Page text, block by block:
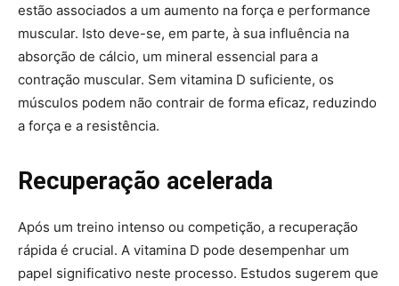
estão associados a um aumento na força e performance
muscular. Isto deve-se, em parte, à sua influência na
absorção de cálcio, um mineral essencial para a
contração muscular. Sem vitamina D suficiente, os
músculos podem não contrair de forma eficaz, reduzindo
a força e a resistência.
Recuperação acelerada
Após um treino intenso ou competição, a recuperação
rápida é crucial. A vitamina D pode desempenhar um
papel significativo neste processo. Estudos sugerem que